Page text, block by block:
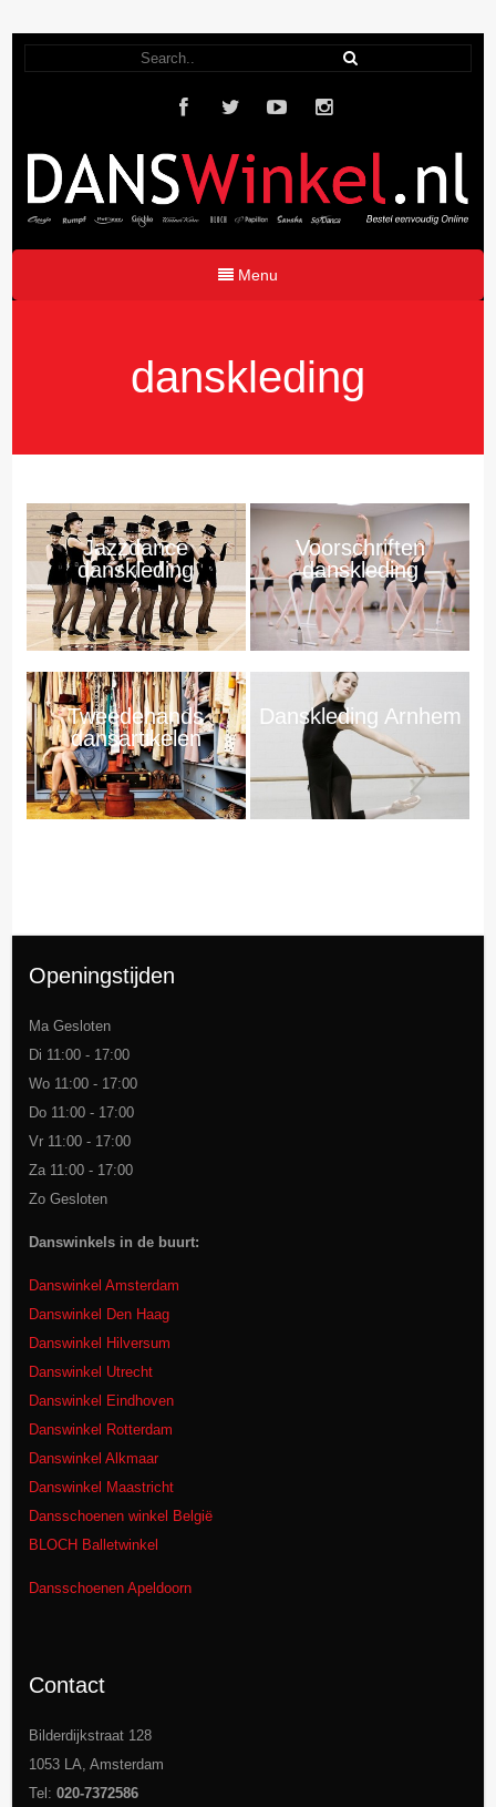
Menu
danskleding
Jazzdance
danskleding
Voorschriften
danskleding
Tweedehands
dansartikelen
Danskleding Arnhem
Openingstijden
Ma Gesloten
Di 11:00 - 17:00
Wo 11:00 - 17:00
Do 11:00 - 17:00
Vr 11:00 - 17:00
Za 11:00 - 17:00
Zo Gesloten
Danswinkels in de buurt:
Danswinkel Amsterdam
Danswinkel Den Haag
Danswinkel Hilversum
Danswinkel Utrecht
Danswinkel Eindhoven
Danswinkel Rotterdam
Danswinkel Alkmaar
Danswinkel Maastricht
Dansschoenen winkel België
BLOCH Balletwinkel
Dansschoenen Apeldoorn
Contact
Bilderdijkstraat 128
1053 LA, Amsterdam
Tel: 020-7372586